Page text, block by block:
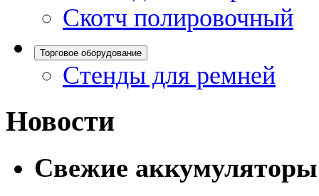
Скотч полировочный
Торговое оборудование
Стенды для ремней
Новости
Свежие